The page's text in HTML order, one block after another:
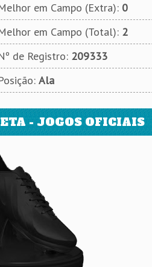
em Campo (Extra): 0
em Campo (Total): 2
de Registro: 209333
Ala
- JOGOS OFICIAIS